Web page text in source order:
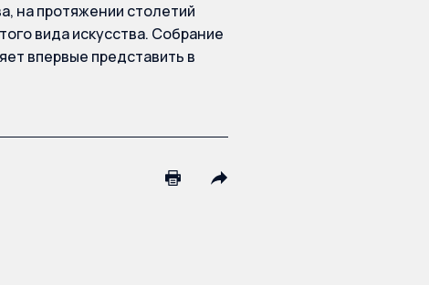
на протяжении столетий
вида искусства. Собрание
впервые представить в